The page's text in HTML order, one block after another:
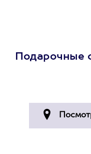
Подарочные